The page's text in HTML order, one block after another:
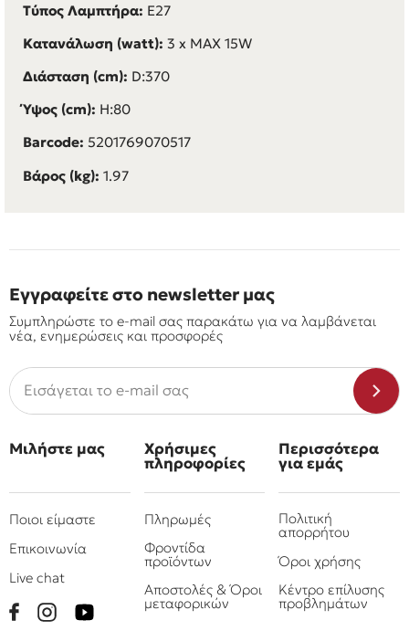
Τύπος Λαμπτήρα: E27
Κατανάλωση (watt): 3 x MAX 15W
Διάσταση (cm): D:370
Ύψος (cm): H:80
Barcode: 5201769070517
Βάρος (kg): 1.97
Εγγραφείτε στο newsletter μας
Συμπληρώστε το e-mail σας παρακάτω για να λαμβάνεται
νέα, ενημερώσεις και προσφορές
Μιλήστε μας
Ποιοι είμαστε
Επικοινωνία
Live chat
Χρήσιμες
πληροφορίες
Πληρωμές
Φροντίδα
προϊόντων
Αποστολές & Όροι
μεταφορικών
Περισσότερα
για εμάς
Πολιτική
απορρήτου
Όροι χρήσης
Κέντρο επίλυσης
προβλημάτων